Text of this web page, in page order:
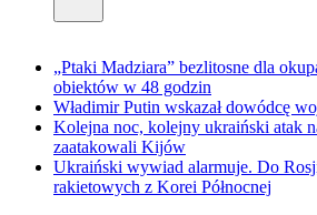
„Ptaki Madziara” bezlitosne dla
obiektów w 48 godzin
Władimir Putin wskazał dowódcę
Kolejna noc, kolejny ukraiński atak
zaatakowali Kijów
Ukraiński wywiad alarmuje. Do
rakietowych z Korei Północnej